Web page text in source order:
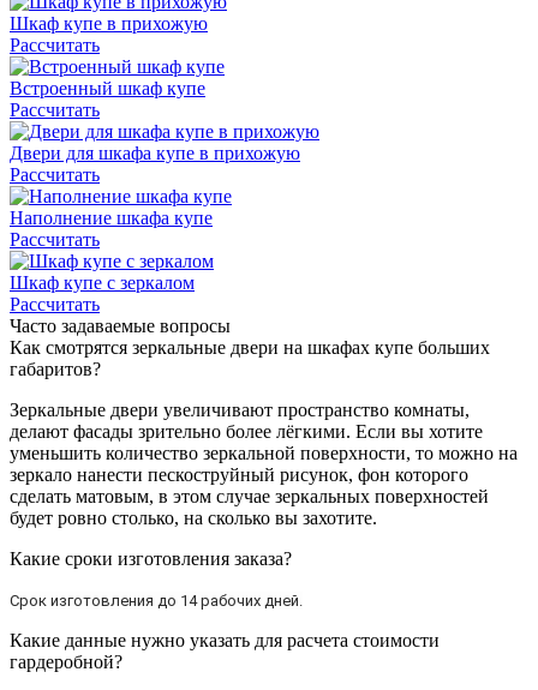
Шкаф купе в прихожую
Рассчитать
Встроенный шкаф купе
Рассчитать
Двери для шкафа купе в прихожую
Рассчитать
Наполнение шкафа купе
Рассчитать
Шкаф купе с зеркалом
Рассчитать
Часто задаваемые вопросы
Как смотрятся зеркальные двери на шкафах купе больших
габаритов?
Зеркальные двери увеличивают пространство комнаты,
делают фасады зрительно более лёгкими. Если вы хотите
уменьшить количество зеркальной поверхности, то можно на
зеркало нанести пескоструйный рисунок, фон которого
сделать матовым, в этом случае зеркальных поверхностей
будет ровно столько, на сколько вы захотите.
Какие сроки изготовления заказа?
Срок изготовления до 14 рабочих дней.
Какие данные нужно указать для расчета стоимости
гардеробной?